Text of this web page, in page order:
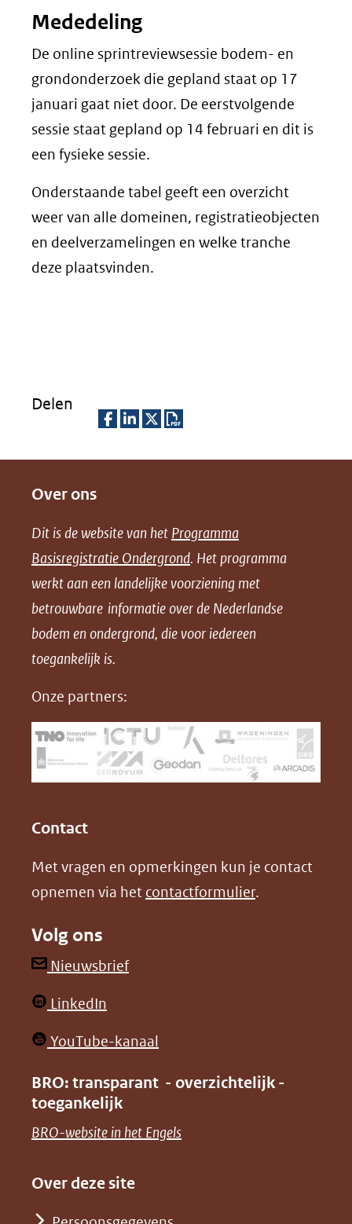
naar
een
andere
website)
Mededeling
De online sprintreviewsessie bodem- en
grondonderzoek die gepland staat op 17
januari gaat niet door. De eerstvolgende
sessie staat gepland op 14 februari en dit is
een fysieke sessie.
Onderstaande tabel geeft een overzicht
weer van alle domeinen, registratieobjecten
en deelverzamelingen en welke tranche
deze plaatsvinden.
Delen
n
o
p
F
a
c
b
o
o
k
venster)
(verwijst
een
andere
n
o
p
L
i
e
d
I
n
venster)
(verwijst
andere
n
o
p
X
(opent
(verwijst
een
l
o
a
d
P
Over ons
Dit is de website van het Programma
Basisregistratie Ondergrond. Het programma
werkt aan een landelijke voorziening met
betrouwbare informatie over de Nederlandse
bodem en ondergrond, die voor iedereen
toegankelijk is.
Onze partners:
Contact
Met vragen en opmerkingen kun je contact
opnemen via het contactformulier.
Volg ons
Nieuwsbrief(opent
venster)
naar
andere
LinkedIn
nieuw
venster)
(verwijst
naar
andere
YouTube-kanaal
nieuw
(verwijst
andere
BRO: transparant - overzichtelijk -
toegankelijk
BRO-website in het Engels(opent
Over deze site